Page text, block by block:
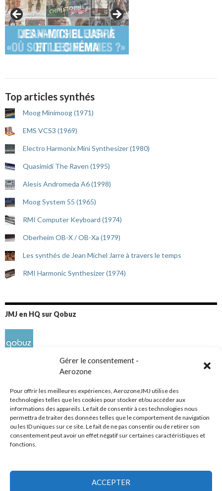
Gérer le consentement -
Aerozone
Pour offrir les meilleures expériences, AerozoneJMJ utilise des
technologies telles que les cookies pour stocker et/ou accéder aux
informations des appareils. Le fait de consentir à ces technologies nous
permettra de traiter des données telles que le comportement de navigation
ou les ID uniques sur ce site. Le fait de ne pas consentir ou de retirer son
consentement peut avoir un effet négatif sur certaines caractéristiques et
fonctions.
ACCEPTER
Top articles synthés
Moog Minimoog (1971)
EMS VCS3 (1969)
Electro Harmonix Mini Synthesizer (1980)
Quasimidi The Raven (1995)
Alesis Andromeda A6 (1998)
Moog System 55 (1965)
RMI Computer Keyboard (1974)
Oberheim OB-X / OB-Xa (1979)
Les synthés de Jean Michel Jarre à travers le temps
RMI Harmonic Synthesizer (1974)
JMJ en HQ sur Qobuz
Réseaux sociaux